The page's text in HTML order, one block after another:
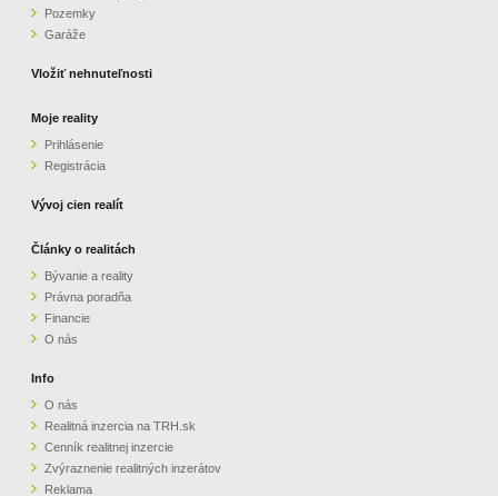
ZVÝRAZNENIE REALITNÝCH INZERÁTOV
PARTNERI
OBCHODNÉ PODMIENKY
KONTAKT
Pozemky
Garáže
Vložiť nehnuteľnosti
Moje reality
Prihlásenie
Registrácia
Vývoj cien realít
Články o realitách
Bývanie a reality
Právna poradňa
Financie
O nás
Info
O nás
Realitná inzercia na TRH.sk
Cenník realitnej inzercie
Zvýraznenie realitných inzerátov
Reklama